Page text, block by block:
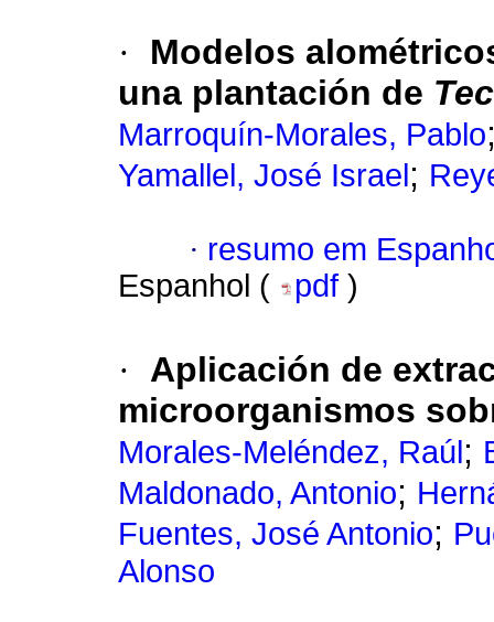
·
Modelos
una plantación de
Marroquín-Morales, Pablo
Yamallel, José Israel ;
· resumo em
Espanhol (
pdf )
·
Aplicación de
microorganismos
Morales-Meléndez, Raúl ;
Maldonado, Antonio;
Fuentes, José Antonio;
Alonso